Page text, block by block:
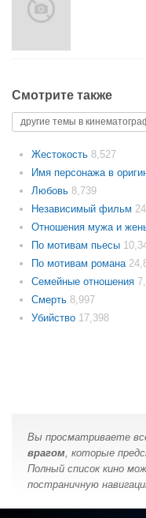
Смотрите также
другие темы в
Жестокость 8,527
Имя персонажа в
Любовь 8,739
Независимый фильм
Отношения мужа и
По мотивам пьесы
По мотивам романа
Семейные отношения
Смерть 8,997
Убийство 17,398
Вы просматриваете
врагом, которые
Полный список кино
постраничную